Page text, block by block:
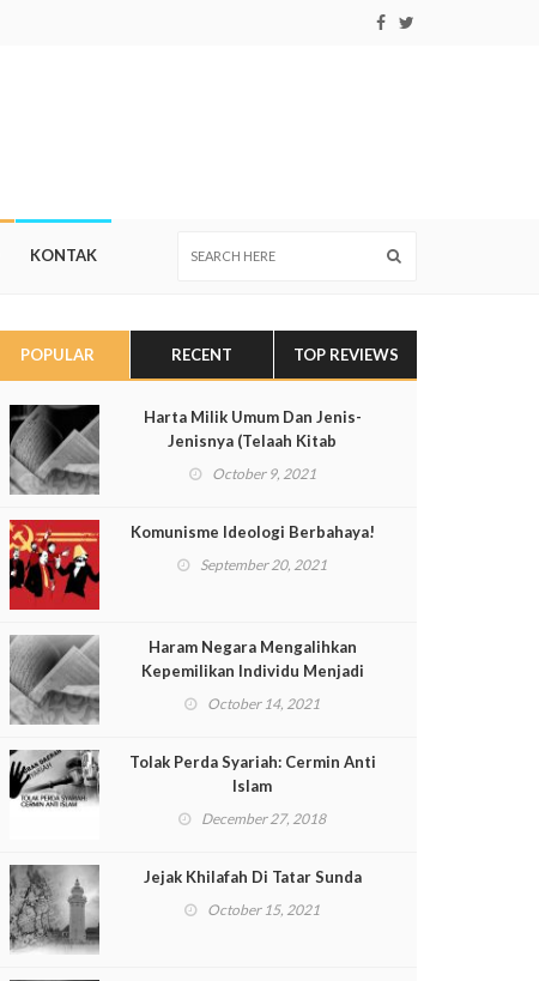
KONTAK
POPULAR RECENT TOP REVIEWS
Harta Milik Umum Dan Jenis-
Jenisnya (Telaah Kitab
Muqaddimah al-Dustur Pasal 137)
October 9, 2021
Komunisme Ideologi Berbahaya!
September 20, 2021
Haram Negara Mengalihkan
Kepemilikan Individu Menjadi
Milik Umum (Telaah Kitab Pasal
October 14, 2021
Tolak Perda Syariah: Cermin Anti
Islam
December 27, 2018
Jejak Khilafah Di Tatar Sunda
October 15, 2021